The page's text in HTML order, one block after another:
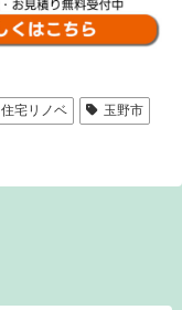
住宅リノベ
玉野市